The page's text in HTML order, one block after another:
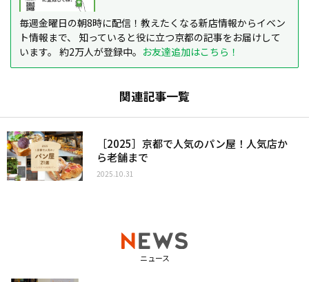
毎週金曜日の朝8時に配信！教えたくなる新店情報からイベン
ト情報まで、 知っていると役に立つ京都の記事をお届けして
います。 約2万人が登録中。 お友達追加はこちら！
関連記事一覧
［2025］京都で人気のパン屋！人気店か
ら老舗まで
2025.10.31
ニュース